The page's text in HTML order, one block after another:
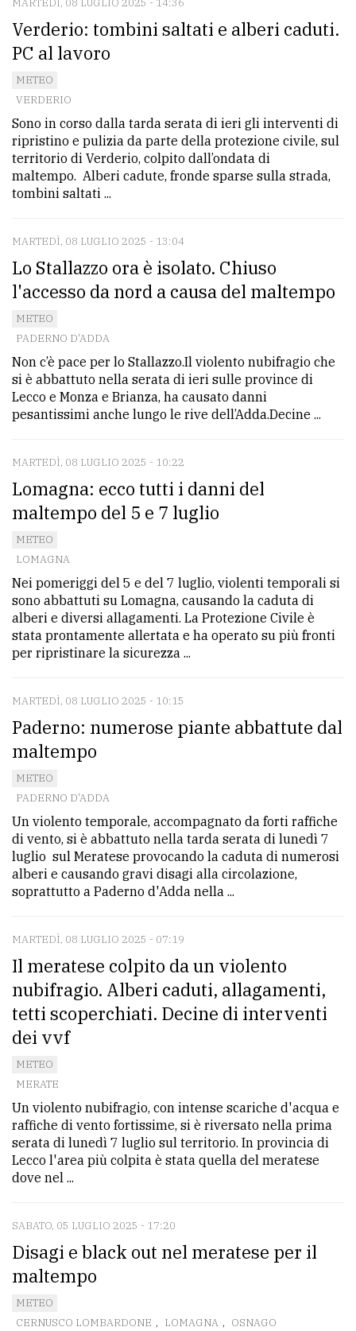
MARTEDÌ, 08 LUGLIO 2025 - 14:36
Verderio: tombini saltati e alberi caduti.
PC al lavoro
METEO
VERDERIO
Sono in corso dalla tarda serata di ieri gli interventi di
ripristino e pulizia da parte della protezione civile, sul
territorio di Verderio, colpito dall’ondata di
maltempo. Alberi cadute, fronde sparse sulla strada,
tombini saltati ...
MARTEDÌ, 08 LUGLIO 2025 - 13:04
Lo Stallazzo ora è isolato. Chiuso
l'accesso da nord a causa del maltempo
METEO
PADERNO D'ADDA
Non c’è pace per lo Stallazzo.Il violento nubifragio che
si è abbattuto nella serata di ieri sulle province di
Lecco e Monza e Brianza, ha causato danni
pesantissimi anche lungo le rive dell’Adda.Decine ...
MARTEDÌ, 08 LUGLIO 2025 - 10:22
Lomagna: ecco tutti i danni del
maltempo del 5 e 7 luglio
METEO
LOMAGNA
Nei pomeriggi del 5 e del 7 luglio, violenti temporali si
sono abbattuti su Lomagna, causando la caduta di
alberi e diversi allagamenti. La Protezione Civile è
stata prontamente allertata e ha operato su più fronti
per ripristinare la sicurezza ...
MARTEDÌ, 08 LUGLIO 2025 - 10:15
Paderno: numerose piante abbattute dal
maltempo
METEO
PADERNO D'ADDA
Un violento temporale, accompagnato da forti raffiche
di vento, si è abbattuto nella tarda serata di lunedì 7
luglio sul Meratese provocando la caduta di numerosi
alberi e causando gravi disagi alla circolazione,
soprattutto a Paderno d'Adda nella ...
MARTEDÌ, 08 LUGLIO 2025 - 07:19
Il meratese colpito da un violento
nubifragio. Alberi caduti, allagamenti,
tetti scoperchiati. Decine di interventi
dei vvf
METEO
MERATE
Un violento nubifragio, con intense scariche d'acqua e
raffiche di vento fortissime, si è riversato nella prima
serata di lunedì 7 luglio sul territorio. In provincia di
Lecco l'area più colpita è stata quella del meratese
dove nel ...
SABATO, 05 LUGLIO 2025 - 17:20
Disagi e black out nel meratese per il
maltempo
METEO
CERNUSCO LOMBARDONE , LOMAGNA , OSNAGO